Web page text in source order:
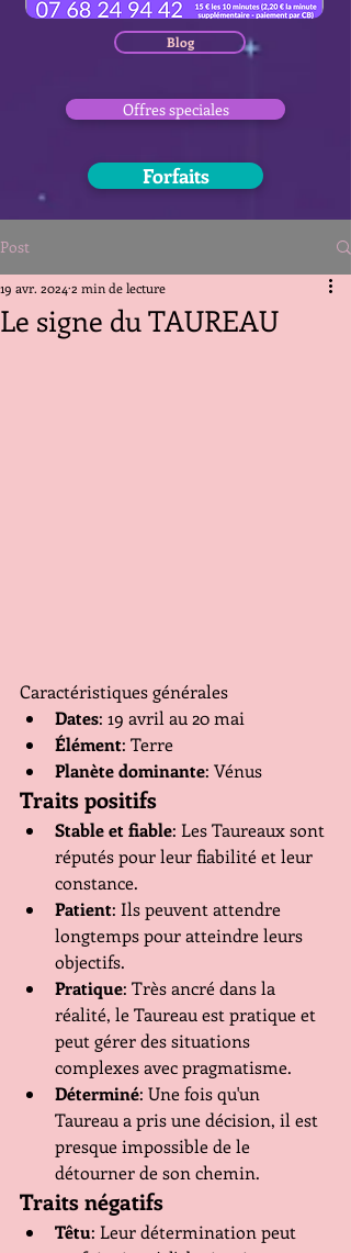
Blog
Offres speciales
Forfaits
Post
Le signe du TAUREAU
19 avr. 2024 2 min de lecture
Caractéristiques générales
Dates: 19 avril au 20 mai
Élément: Terre
Planète dominante: Vénus
Traits positifs
Stable et fiable: Les Taureaux sont
réputés pour leur fiabilité et leur
constance.
Patient: Ils peuvent attendre
longtemps pour atteindre leurs
objectifs.
Pratique: Très ancré dans la
réalité, le Taureau est pratique et
peut gérer des situations
complexes avec pragmatisme.
Déterminé: Une fois qu'un
Taureau a pris une décision, il est
presque impossible de le
détourner de son chemin.
Traits négatifs
Têtu: Leur détermination peut